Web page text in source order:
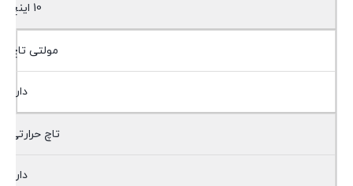
10 اینچ
مولتی تاچ
دارد
تاچ حرارتی
دارد